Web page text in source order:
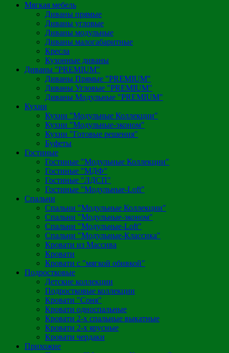
Мягкая мебель
Диваны прямые
Диваны угловые
Диваны модульные
Диваны малогабаритные
Кресла
Кухонные диваны
Диваны "PREMIUM"
Диваны Прямые "PREMIUM"
Диваны Угловые "PREMIUM"
Диваны Модульные "PREMIUM"
Кухни
Кухни "Модульные Коллекции"
Кухни "Модульные-эконом"
Кухни "Готовые решения"
Буфеты
Гостиные
Гостиные "Модульные Коллекции"
Гостиные "МДФ"
Гостиные "ЛДСП"
Гостиные "Модульные-Loft"
Спальни
Спальни "Модульные Коллекции"
Спальни "Модульные-эконом"
Спальни "Модульные-Loft"
Спальни "Модульные-Классика"
Кровати из Массива
Кровати
Кровати с "мягкой обивкой"
Подростковые
Детские коллекции
Подростковые коллекции
Кровати "Соня"
Кровати односпальные
Кровати 2-х спальные выкатные
Кровати 2-х ярусные
Кровати чердаки
Прихожие